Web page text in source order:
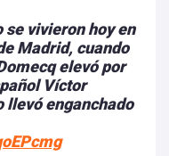
se vivieron hoy en
Madrid, cuando
elevó por
Víctor
llevó enganchado